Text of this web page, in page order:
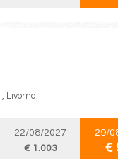
Livorno
22/08/2027
€ 1.003
29/
€